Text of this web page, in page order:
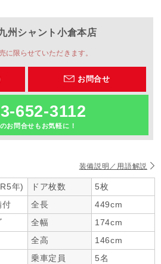
州 シャント小倉本店
に限らせていただきます。
お問合せ
652-3112
お問合せもお気軽に！
装備説明／用語解説
年) ドア枚数
5枚
付 全長
449cm
全幅
174cm
全高
146cm
乗車定員
5名